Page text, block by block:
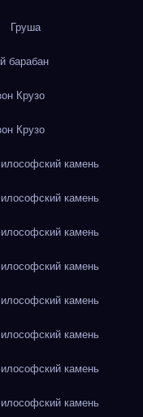
Груша
барабан
Крузо
Крузо
камень
камень
камень
камень
камень
камень
камень
камень